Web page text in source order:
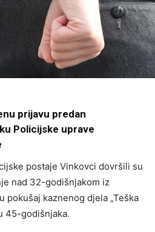
prijavu predan
Policijske uprave
postaje Vinkovci dovršili su
nad 32-godišnjakom iz
pokušaj kaznenog djela „Teška
45-godišnjaka.